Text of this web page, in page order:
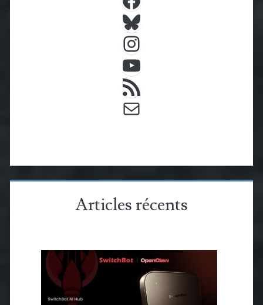
Articles récents